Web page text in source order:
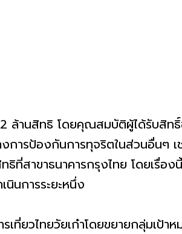
ล้านสิทธิ โดยคุณสมบัติผู้ได้รับสิท
งการป้องกันการทุจริตในส่วนอื่นๆ
ที่สาขาธนาคารกรุงไทย โดยเรื่อ
นินการระยะหนึ่ง
เที่ยวไทยวัยเก๋าโดยขยายกลุ่มเป้า